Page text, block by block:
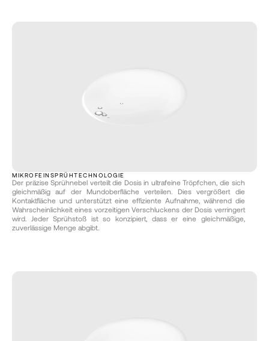
MIKROFEINSPRÜHTECHNOLOGIE
Der präzise Sprühnebel verteilt die Dosis in ultrafeine Tröpfchen, die sich
gleichmäßig auf der Mundoberfläche verteilen. Dies vergrößert die
Kontaktfläche und unterstützt eine effiziente Aufnahme, während die
Wahrscheinlichkeit eines vorzeitigen Verschluckens der Dosis verringert
wird. Jeder Sprühstoß ist so konzipiert, dass er eine gleichmäßige,
zuverlässige Menge abgibt.